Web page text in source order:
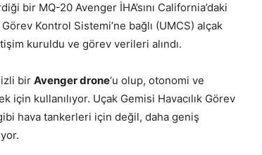
bir MQ-20 Avenger İHA’sını California’daki
Kontrol Sistemi’ne bağlı (UMCS) alçak
kuruldu ve görev verileri alındı.
bir Avenger drone‘u olup, otonomi ve
kullanılıyor. Uçak Gemisi Havacılık Görev
hava tankerleri için değil, daha geniş